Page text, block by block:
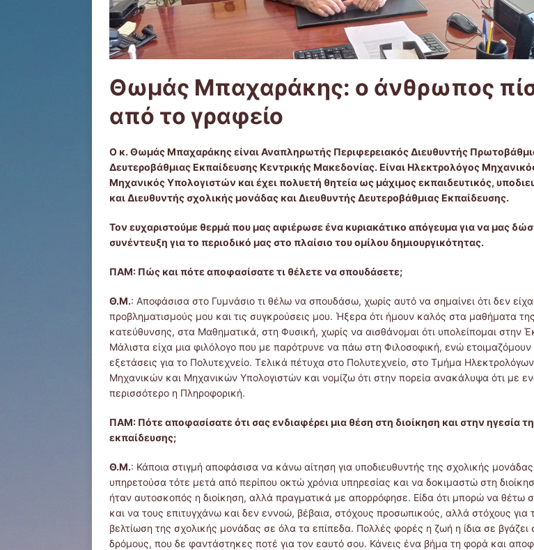
Θωμάς Μπαχαράκης: ο άνθρωπος
από το γραφείο
Ο κ. Θωμάς Μπαχαράκης είναι Αναπληρωτής Περιφερειακός Διευθυντής
Δευτεροβάθμιας Εκπαίδευσης Κεντρικής Μακεδονίας. Είναι Ηλεκτρολόγος
Μηχανικός Υπολογιστών και έχει πολυετή θητεία ως μάχιμος εκπαιδευτικός,
και Διευθυντής σχολικής μονάδας και Διευθυντής Δευτεροβάθμιας Εκπαίδευσης.
Τον ευχαριστούμε θερμά που μας αφιέρωσε ένα κυριακάτικο απόγευμα για να μας
συνέντευξη για το περιοδικό μας στο πλαίσιο του ομίλου δημιουργικότητας.
ΠΑΜ: Πώς και πότε αποφασίσατε τι θέλετε να σπουδάσετε;
Θ.Μ.: Αποφάσισα στο Γυμνάσιο τι θέλω να σπουδάσω, χωρίς αυτό να σημαίνει ότι δεν
προβληματισμούς μου και τις συγκρούσεις μου. Ήξερα ότι ήμουν καλός στα μαθήματα
κατεύθυνσης, στα Μαθηματικά, στη Φυσική, χωρίς να αισθάνομαι ότι υπολείπομαι στην
Μάλιστα είχα μια φιλόλογο που με παρότρυνε να πάω στη Φιλοσοφική, ενώ
εξετάσεις για το Πολυτεχνείο. Τελικά πέτυχα στο Πολυτεχνείο, στο Τμήμα Ηλεκτρολόγων
Μηχανικών και Μηχανικών Υπολογιστών και νομίζω ότι στην πορεία ανακάλυψα ότι με
περισσότερο η Πληροφορική.
ΠΑΜ: Πότε αποφασίσατε ότι σας ενδιαφέρει μια θέση στη διοίκηση και στην ηγεσία
εκπαίδευσης;
Θ.Μ.: Κάποια στιγμή αποφάσισα να κάνω αίτηση για υποδιευθυντής της σχολικής
υπηρετούσα τότε μετά από περίπου οκτώ χρόνια υπηρεσίας και να δοκιμαστώ στη
ήταν αυτοσκοπός η διοίκηση, αλλά πραγματικά με απορρόφησε. Είδα ότι μπορώ να θέτω
και να τους επιτυγχάνω και δεν εννοώ, βέβαια, στόχους προσωπικούς, αλλά στόχους για
βελτίωση της σχολικής μονάδας σε όλα τα επίπεδα. Πολλές φορές η ζωή η ίδια σε βγάζει
δρόμους, που δε φαντάστηκες ποτέ για τον εαυτό σου. Κάνεις ένα βήμα τη φορά και